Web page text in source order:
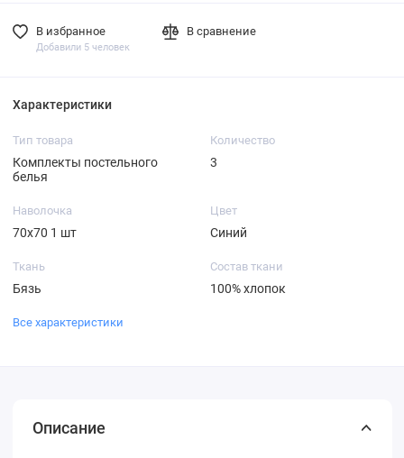
В избранное
Добавили 5 человек
В сравнение
Характеристики
Тип товара
Комплекты постельного
белья
Количество
3
Наволочка
70х70 1 шт
Цвет
Синий
Ткань
Бязь
Состав ткани
100% хлопок
Все характеристики
Описание